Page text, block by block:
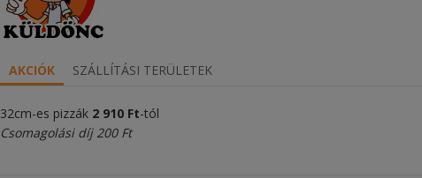
AKCIÓK SZÁLLÍTÁSI TERÜLETEK
32cm-es pizzák 2 910 Ft-tól
Csomagolási díj 200 Ft